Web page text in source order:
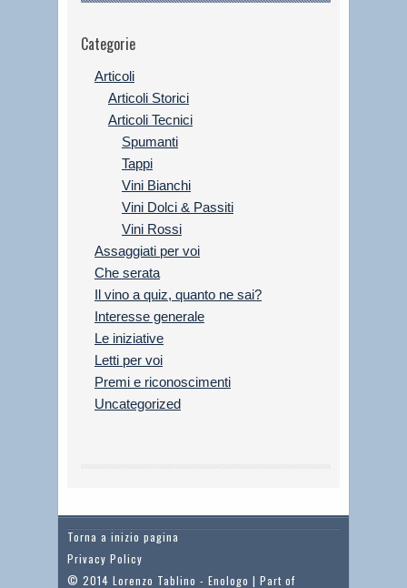
Categorie
Articoli
Articoli Storici
Articoli Tecnici
Spumanti
Tappi
Vini Bianchi
Vini Dolci & Passiti
Vini Rossi
Assaggiati per voi
Che serata
Il vino a quiz, quanto ne sai?
Interesse generale
Le iniziative
Letti per voi
Premi e riconoscimenti
Uncategorized
Torna a inizio pagina
Privacy Policy
© 2014 Lorenzo Tablino - Enologo | Part of